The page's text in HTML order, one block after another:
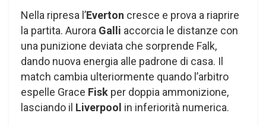
Nella ripresa l’Everton cresce e prova a riaprire
la partita. Aurora Galli accorcia le distanze con
una punizione deviata che sorprende Falk,
dando nuova energia alle padrone di casa. Il
match cambia ulteriormente quando l’arbitro
espelle Grace Fisk per doppia ammonizione,
lasciando il Liverpool in inferiorità numerica.